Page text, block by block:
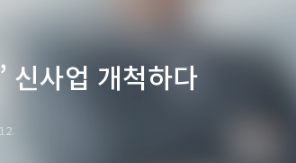
신사업 개척하다